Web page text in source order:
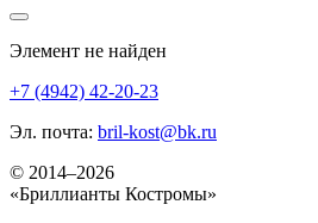
Элемент не найден
+7 (4942) 42-20-23
Эл. почта: bril-kost@bk.ru
© 2014–2026
«Бриллианты Костромы»